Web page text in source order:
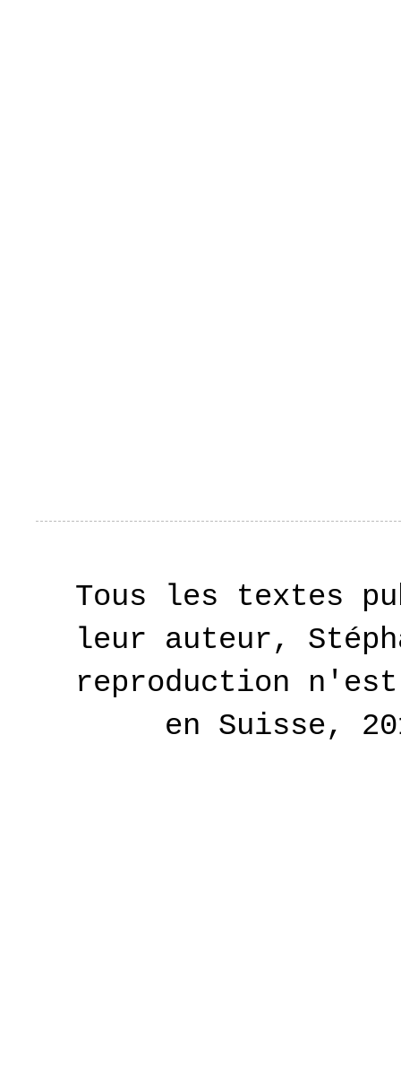
Tous les textes
leur auteur,
reproduction
en Suisse,